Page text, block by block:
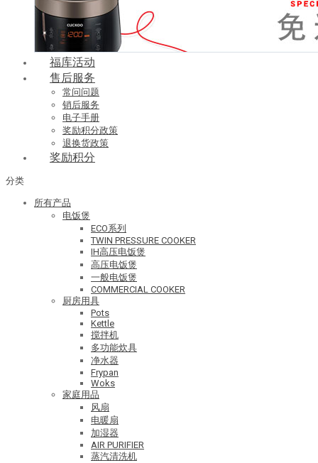
福库活动
售后服务
常问问题
销后服务
电子手册
奖励积分政策
退换货政策
奖励积分
分类
所有产品
电饭煲
ECO系列
TWIN PRESSURE COOKER
IH高压电饭煲
高压电饭煲
一般电饭煲
COMMERCIAL COOKER
厨房用具
Pots
Kettle
搅拌机
多功能炊具
净水器
Frypan
Woks
家庭用品
风扇
电暖扇
加湿器
AIR PURIFIER
蒸汽清洗机